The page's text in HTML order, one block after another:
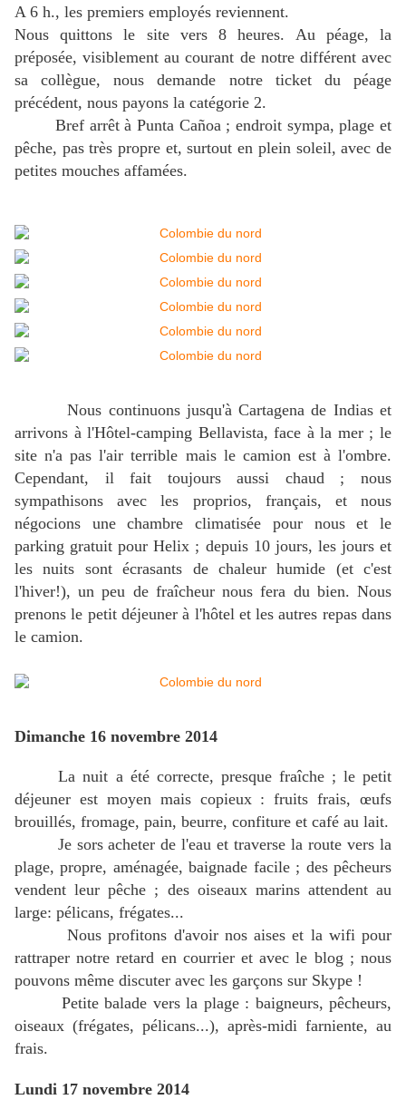
A 6 h., les premiers employés reviennent.
Nous quittons le site vers 8 heures. Au péage, la
préposée, visiblement au courant de notre différent avec
sa collègue, nous demande notre ticket du péage
précédent, nous payons la catégorie 2.
Bref arrêt à Punta Cañoa ; endroit sympa, plage et
pêche, pas très propre et, surtout en plein soleil, avec de
petites mouches affamées.
Nous continuons jusqu'à Cartagena de Indias et
arrivons à l'Hôtel-camping Bellavista, face à la mer ; le
site n'a pas l'air terrible mais le camion est à l'ombre.
Cependant, il fait toujours aussi chaud ; nous
sympathisons avec les proprios, français, et nous
négocions une chambre climatisée pour nous et le
parking gratuit pour Helix ; depuis 10 jours, les jours et
les nuits sont écrasants de chaleur humide (et c'est
l'hiver!), un peu de fraîcheur nous fera du bien. Nous
prenons le petit déjeuner à l'hôtel et les autres repas dans
le camion.
Dimanche 16 novembre 2014
La nuit a été correcte, presque fraîche ; le petit
déjeuner est moyen mais copieux : fruits frais, œufs
brouillés, fromage, pain, beurre, confiture et café au lait.
Je sors acheter de l'eau et traverse la route vers la
plage, propre, aménagée, baignade facile ; des pêcheurs
vendent leur pêche ; des oiseaux marins attendent au
large: pélicans, frégates...
Nous profitons d'avoir nos aises et la wifi pour
rattraper notre retard en courrier et avec le blog ; nous
pouvons même discuter avec les garçons sur Skype !
Petite balade vers la plage : baigneurs, pêcheurs,
oiseaux (frégates, pélicans...), après-midi farniente, au
frais.
Lundi 17 novembre 2014